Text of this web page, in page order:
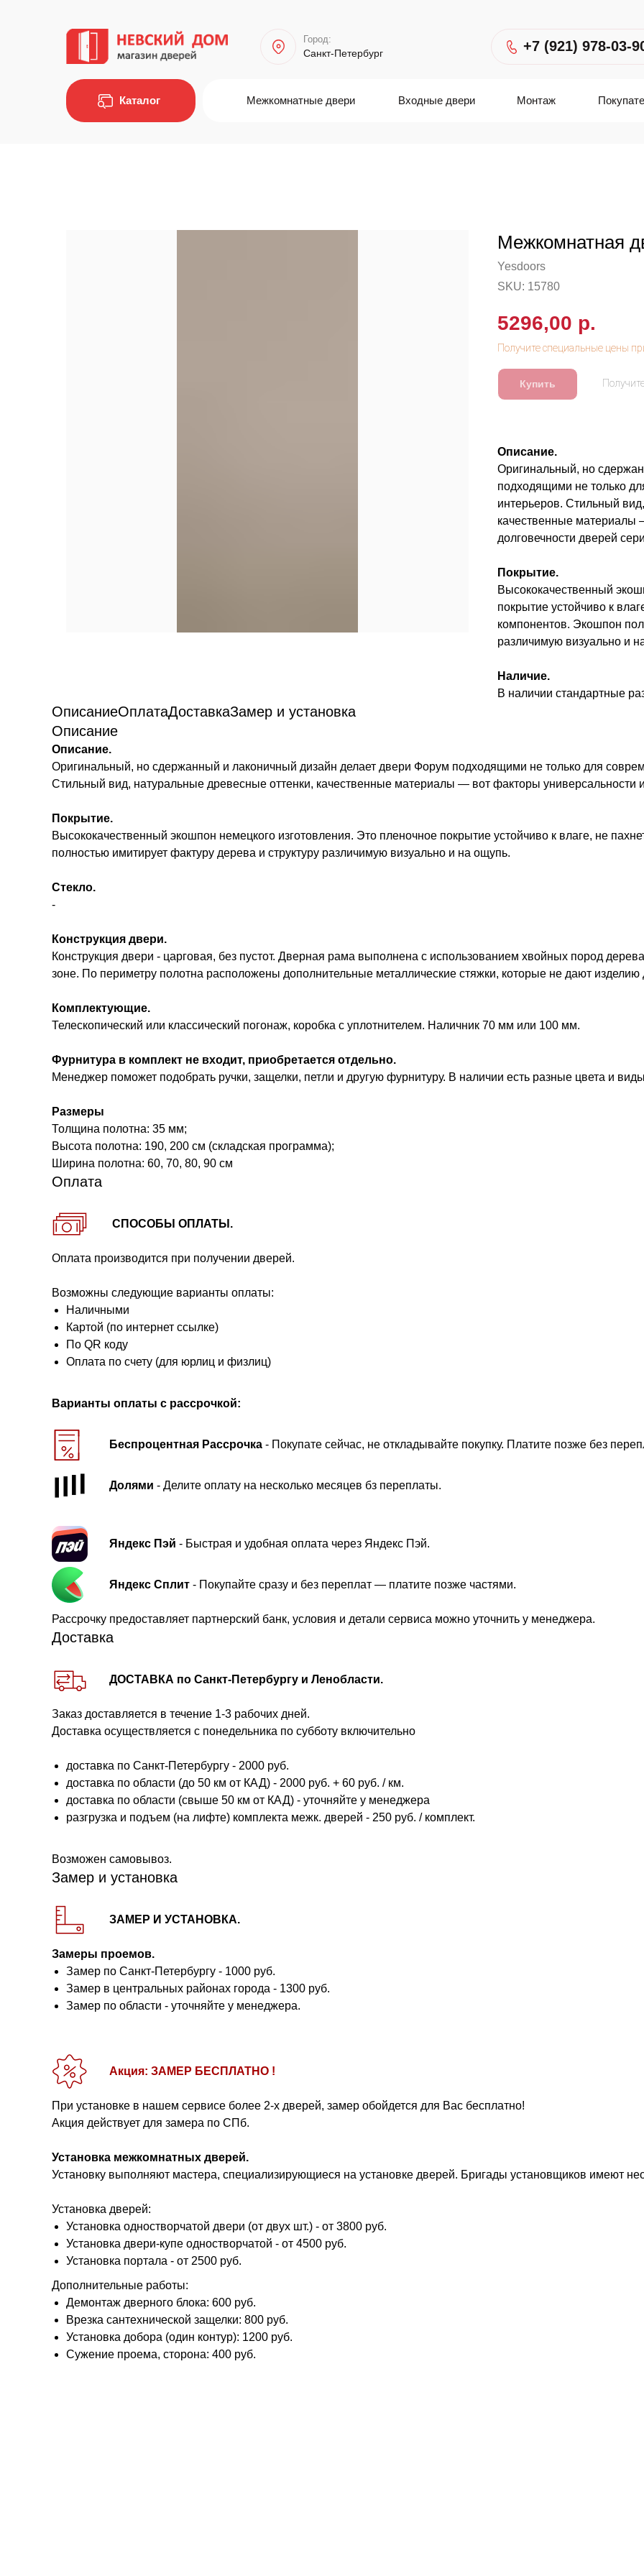
Город:
Санкт-Петербург +7 (921) 978-03-
Каталог Монтаж
Входные двери
Межкомнатные двери
Межкомнатная
Yesdoors
SKU: 15780
5296,00 р.
Купить
Описание.
Оригинальный, но
подходящими не только
интерьеров. Стильный
качественные материалы
долговечности дверей
Покрытие.
Высококачественный
покрытие устойчиво к
компонентов. Экошпон
различимую визуально и
Наличие.
В наличии стандартные
ОписаниеОплатаДоставкаЗамер и установка
Описание
Описание.
Оригинальный, но сдержанный и лаконичный дизайн делает двери Форум подходящими не только для
Стильный вид, натуральные древесные оттенки, качественные материалы — вот факторы универсальности
Покрытие.
Высококачественный экошпон немецкого изготовления. Это пленочное покрытие устойчиво к влаге, не
полностью имитирует фактуру дерева и структуру различимую визуально и на ощупь.
Стекло.
-
Конструкция двери.
Конструкция двери - царговая, без пустот. Дверная рама выполнена с использованием хвойных пород
зоне. По периметру полотна расположены дополнительные металлические стяжки, которые не дают
Комплектующие.
Телескопический или классический погонаж, коробка с уплотнителем. Наличник 70 мм или 100 мм.
Фурнитура в комплект не входит, приобретается отдельно.
Менеджер поможет подобрать ручки, защелки, петли и другую фурнитуру. В наличии есть разные цвета и
Размеры
Толщина полотна: 35 мм;
Высота полотна: 190, 200 см (складская программа);
Ширина полотна: 60, 70, 80, 90 см
Оплата
СПОСОБЫ ОПЛАТЫ.
Оплата производится при получении дверей.
Возможны следующие варианты оплаты:
Наличными
Картой (по интернет ссылке)
По QR коду
Оплата по счету (для юрлиц и физлиц)
Варианты оплаты с рассрочкой:
Беспроцентная Рассрочка - Покупате сейчас, не откладывайте покупку. Платите позже без
Долями - Делите оплату на несколько месяцев бз переплаты.
Яндекс Пэй - Быстрая и удобная оплата через Яндекс Пэй.
Яндекс Сплит - Покупайте сразу и без переплат — платите позже частями.
Рассрочку предоставляет партнерский банк, условия и детали сервиса можно уточнить у менеджера.
Доставка
ДОСТАВКА по Санкт-Петербургу и Ленобласти.
Заказ доставляется в течение 1-3 рабочих дней.
Доставка осуществляется с понедельника по субботу включительно
доставка по Санкт-Петербургу - 2000 руб.
доставка по области (до 50 км от КАД) - 2000 руб. + 60 руб. / км.
доставка по области (свыше 50 км от КАД) - уточняйте у менеджера
разгрузка и подъем (на лифте) комплекта межк. дверей - 250 руб. / комплект.
Возможен самовывоз.
Замер и установка
ЗАМЕР И УСТАНОВКА.
Замеры проемов.
Замер по Санкт-Петербургу - 1000 руб.
Замер в центральных районах города - 1300 руб.
Замер по области - уточняйте у менеджера.
Акция: ЗАМЕР БЕСПЛАТНО !
При установке в нашем сервисе более 2-х дверей, замер обойдется для Вас бесплатно!
Акция действует для замера по СПб.
Установка межкомнатных дверей.
Установку выполняют мастера, специализирующиеся на установке дверей. Бригады установщиков имеют
Установка дверей:
Установка одностворчатой двери (от двух шт.) - от 3800 руб.
Установка двери-купе одностворчатой - от 4500 руб.
Установка портала - от 2500 руб.
Дополнительные работы:
Демонтаж дверного блока: 600 руб.
Врезка сантехнической защелки: 800 руб.
Установка добора (один контур): 1200 руб.
Сужение проема, сторона: 400 руб.